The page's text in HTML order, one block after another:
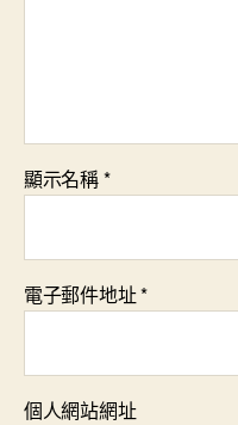
顯示名稱*
電子郵件地址*
個人網站網址